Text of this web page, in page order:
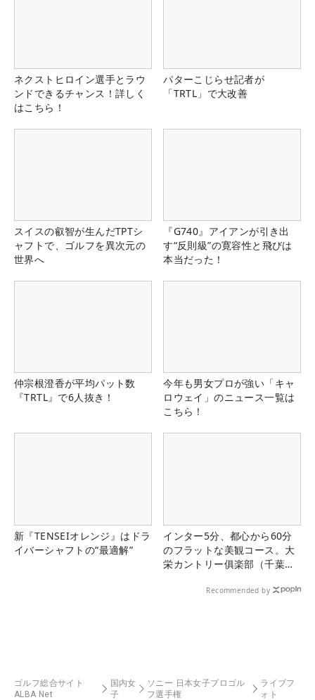
ネクストヒロイン選手とラウ
ンドできるチャンス！詳しく
はこちら！
パターこじらせ記者が
「TRTL」で大改善
スイスの叡智が生んだTPTシ
ャフトで、ゴルフを異次元の
世界へ
『G740』アイアンが引き出
す“反則級”の寛容性と飛びは
本当だった！
仲宗根澄香が平均パット数
『TRTL』で6人抜き！
今年も男女プロが強い「キャ
ロウェイ」のニュース一覧は
こちら！
新『TENSEIオレンジ』はドラ
イバーシャフトの“最適解”
インター5分、都心から60分
のフラットな美観コース。大
栄カントリー俱楽部（千葉
Recommended by
ゴルフ総合サイト
ALBA Net
国内女
子
ソニー 日本女子プロゴル
フ選手権
ライブフ
ォト